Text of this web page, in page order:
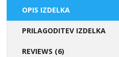
OPIS IZDELKA
PRILAGODITEV IZDELKA
REVIEWS (6)